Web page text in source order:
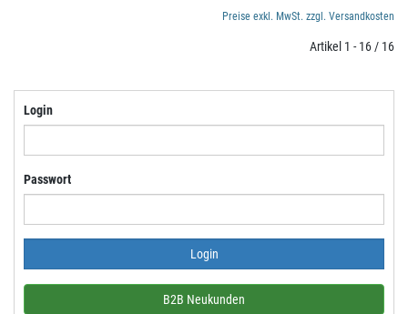
Preise exkl. MwSt. zzgl. Versandkosten
Artikel 1 - 16 / 16
Login
Passwort
B2B Neukunden